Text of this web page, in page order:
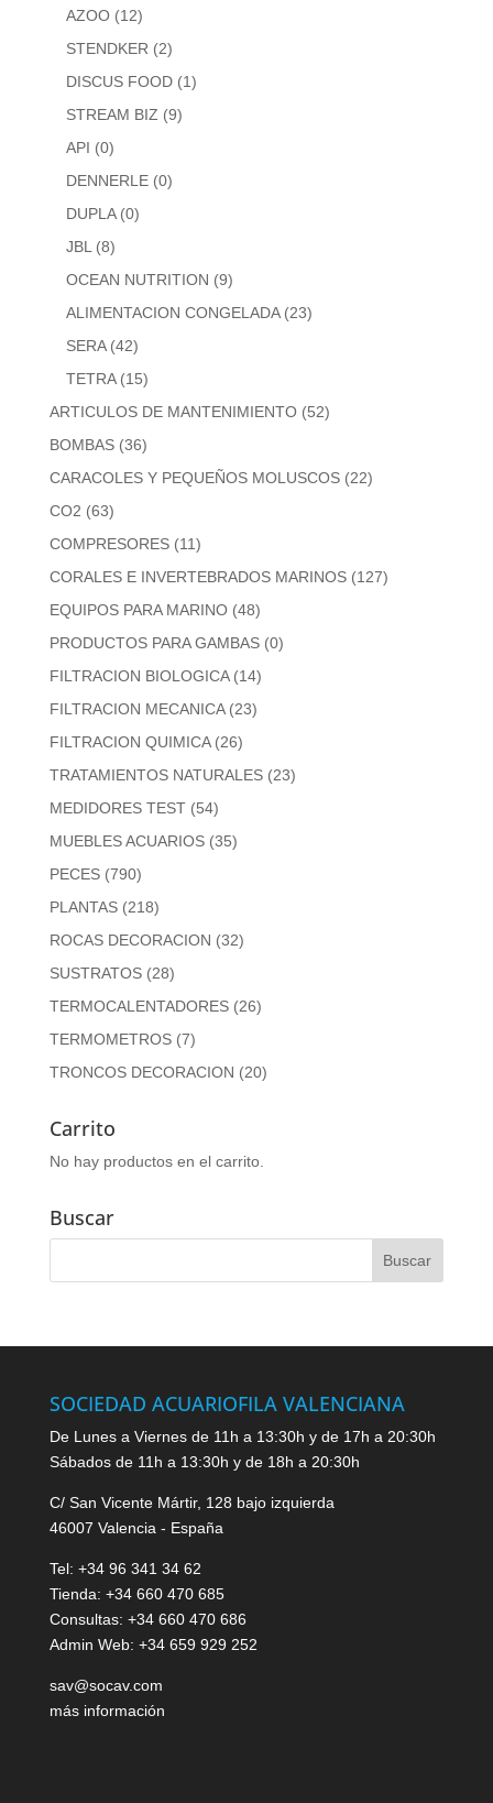
AZOO (12)
STENDKER (2)
DISCUS FOOD (1)
STREAM BIZ (9)
API (0)
DENNERLE (0)
DUPLA (0)
JBL (8)
OCEAN NUTRITION (9)
ALIMENTACION CONGELADA (23)
SERA (42)
TETRA (15)
ARTICULOS DE MANTENIMIENTO (52)
BOMBAS (36)
CARACOLES Y PEQUEÑOS MOLUSCOS (22)
CO2 (63)
COMPRESORES (11)
CORALES E INVERTEBRADOS MARINOS (127)
EQUIPOS PARA MARINO (48)
PRODUCTOS PARA GAMBAS (0)
FILTRACION BIOLOGICA (14)
FILTRACION MECANICA (23)
FILTRACION QUIMICA (26)
TRATAMIENTOS NATURALES (23)
MEDIDORES TEST (54)
MUEBLES ACUARIOS (35)
PECES (790)
PLANTAS (218)
ROCAS DECORACION (32)
SUSTRATOS (28)
TERMOCALENTADORES (26)
TERMOMETROS (7)
TRONCOS DECORACION (20)
Carrito
No hay productos en el carrito.
Buscar
SOCIEDAD ACUARIOFILA VALENCIANA
De Lunes a Viernes de 11h a 13:30h y de 17h a 20:30h
Sábados de 11h a 13:30h y de 18h a 20:30h
C/ San Vicente Mártir, 128 bajo izquierda
46007 Valencia - España
Tel: +34 96 341 34 62
Tienda: +34 660 470 685
Consultas: +34 660 470 686
Admin Web: +34 659 929 252
sav@socav.com
más información